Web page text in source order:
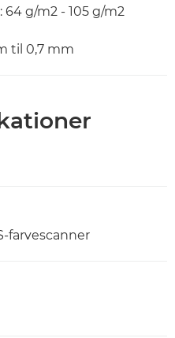
g/m2 - 105 g/m2
til 0,7 mm
farvescanner